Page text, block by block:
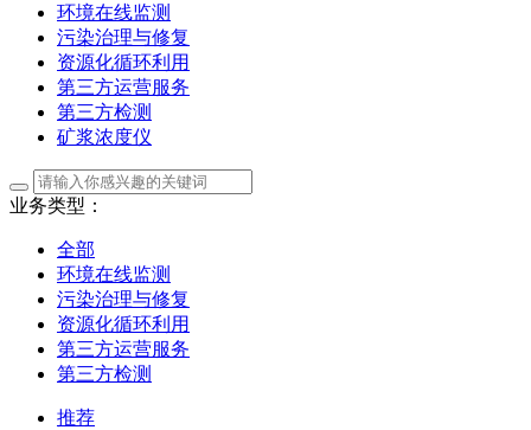
环境在线监测
污染治理与修复
资源化循环利用
第三方运营服务
第三方检测
矿浆浓度仪
业务类型：
全部
环境在线监测
污染治理与修复
资源化循环利用
第三方运营服务
第三方检测
推荐